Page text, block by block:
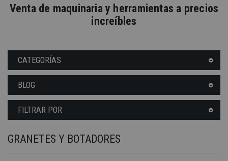
Venta de maquinaria y herramientas a precios
increíbles
CATEGORÍAS
BLOG
FILTRAR POR
GRANETES Y BOTADORES